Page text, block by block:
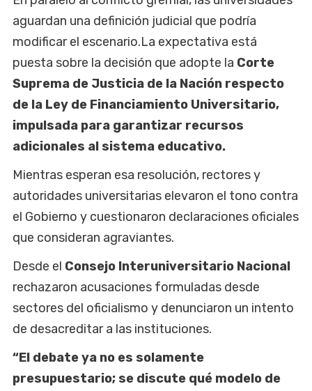
aguardan una definición judicial que podría
modificar el escenario.La expectativa está
puesta sobre la decisión que adopte la Corte
Suprema de Justicia de la Nación respecto
de la Ley de Financiamiento Universitario,
impulsada para garantizar recursos
adicionales al sistema educativo.
Mientras esperan esa resolución, rectores y
autoridades universitarias elevaron el tono contra
el Gobierno y cuestionaron declaraciones oficiales
que consideran agraviantes.
Desde el Consejo Interuniversitario Nacional
rechazaron acusaciones formuladas desde
sectores del oficialismo y denunciaron un intento
de desacreditar a las instituciones.
“El debate ya no es solamente
presupuestario; se discute qué modelo de